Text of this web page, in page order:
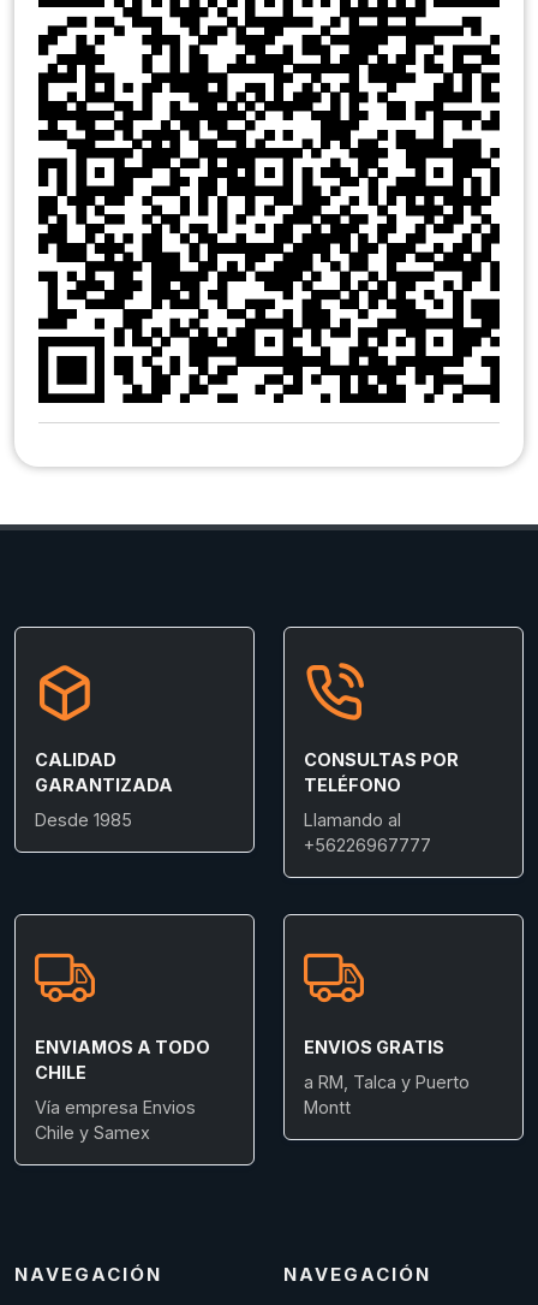
CALIDAD
GARANTIZADA
Desde 1985
CONSULTAS POR
TELÉFONO
Llamando al
+56226967777
ENVIAMOS A TODO
CHILE
Vía empresa Envios
Chile y Samex
ENVIOS GRATIS
a RM, Talca y Puerto
Montt
NAVEGACIÓN NAVEGACIÓN